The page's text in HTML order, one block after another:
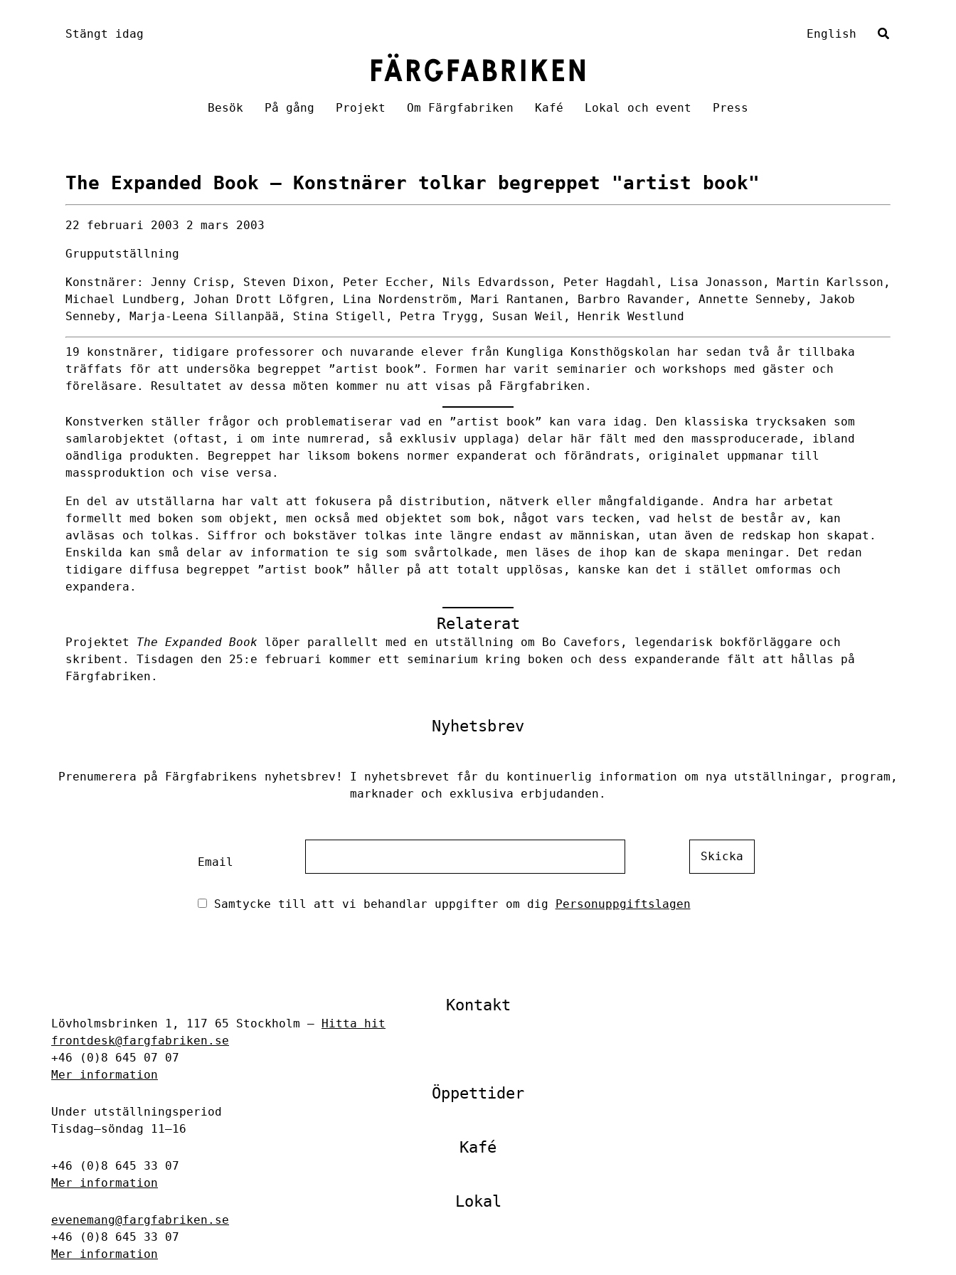
Stängt idag English
Besök På gång Projekt Om Färgfabriken Kafé Lokal och event Press
The Expanded Book – Konstnärer tolkar begreppet "artist book"
22 februari 2003 2 mars 2003
Grupputställning
Konstnärer: Jenny Crisp, Steven Dixon, Peter Eccher, Nils Edvardsson, Peter Hagdahl, Lisa Jonasson, Martin Karlsson,
Michael Lundberg, Johan Drott Löfgren, Lina Nordenström, Mari Rantanen, Barbro Ravander, Annette Senneby, Jakob
Senneby, Marja-Leena Sillanpää, Stina Stigell, Petra Trygg, Susan Weil, Henrik Westlund
19 konstnärer, tidigare professorer och nuvarande elever från Kungliga Konsthögskolan har sedan två år tillbaka
träffats för att undersöka begreppet ”artist book”. Formen har varit seminarier och workshops med gäster och
föreläsare. Resultatet av dessa möten kommer nu att visas på Färgfabriken.
Konstverken ställer frågor och problematiserar vad en ”artist book” kan vara idag. Den klassiska trycksaken som
samlarobjektet (oftast, i om inte numrerad, så exklusiv upplaga) delar här fält med den massproducerade, ibland
oändliga produkten. Begreppet har liksom bokens normer expanderat och förändrats, originalet uppmanar till
massproduktion och vise versa.
En del av utställarna har valt att fokusera på distribution, nätverk eller mångfaldigande. Andra har arbetat
formellt med boken som objekt, men också med objektet som bok, något vars tecken, vad helst de består av, kan
avläsas och tolkas. Siffror och bokstäver tolkas inte längre endast av människan, utan även de redskap hon skapat.
Enskilda kan små delar av information te sig som svårtolkade, men läses de ihop kan de skapa meningar. Det redan
tidigare diffusa begreppet ”artist book” håller på att totalt upplösas, kanske kan det i stället omformas och
expandera.
Relaterat
Projektet The Expanded Book löper parallellt med en utställning om Bo Cavefors , legendarisk bokförläggare och
skribent. Tisdagen den 25:e februari kommer ett seminarium kring boken och dess expanderande fält att hållas på
Färgfabriken.
Nyhetsbrev
Prenumerera på Färgfabrikens nyhetsbrev! I nyhetsbrevet får du kontinuerlig information om nya utställningar, program,
marknader och exklusiva erbjudanden.
Email
Samtycke till att vi behandlar uppgifter om dig Personuppgiftslagen
Skicka
Kontakt
Lövholmsbrinken 1, 117 65 Stockholm –
Hitta hit
frontdesk@fargfabriken.se
+46 (0)8 645 07 07
Mer information
Öppettider
Under utställningsperiod
Tisdag–söndag 11–16
Kafé
+46 (0)8 645 33 07
Mer information
Lokal
evenemang@fargfabriken.se
+46 (0)8 645 33 07
Mer information